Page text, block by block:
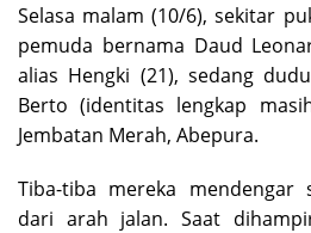
Selasa malam (10/6), sekitar
pemuda bernama Daud
alias Hengki (21), sedang
Berto (identitas lengkap
Jembatan Merah, Abepura.
Tiba-tiba mereka mendengar
dari arah jalan. Saat